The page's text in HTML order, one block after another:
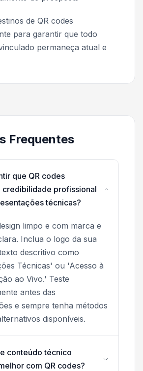
de QR codes
para garantir que todo
permaneça atual e
Frequentes
que QR codes
credibilidade profissional
técnicas?
limpo e com marca e
Inclua o logo da sua
descritivo como
Técnicas' ou 'Acesso à
ao Vivo.' Teste
antes das
e sempre tenha métodos
disponíveis.
conteúdo técnico
com QR codes?